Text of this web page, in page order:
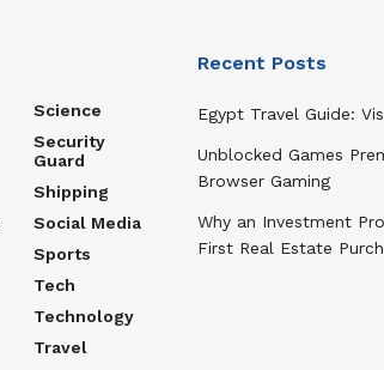
Science
Security
Guard
Shipping
Social Media
Sports
Tech
Technology
Travel
Recent Posts
Egypt Travel Guide:
Unblocked Games
Browser Gaming
Why an Investment
First Real Estate